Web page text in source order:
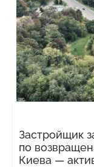
Застройщик
по
Киева —